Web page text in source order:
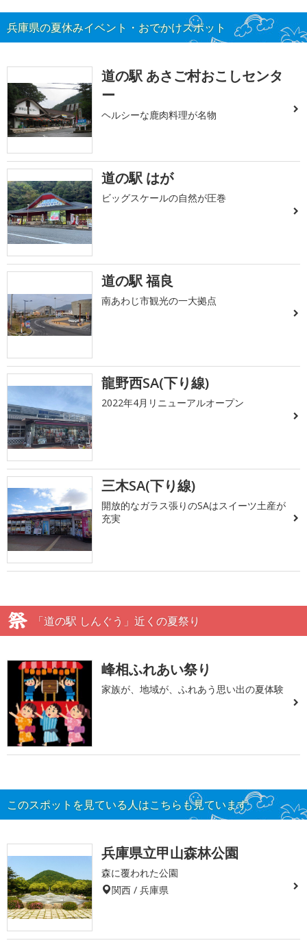
兵庫県の夏休みイベント・おでかけスポット
道の駅 あさご村おこしセンタ
ー
ヘルシーな鹿肉料理が名物
道の駅 はが
ビッグスケールの自然が圧巻
道の駅 福良
南あわじ市観光の一大拠点
龍野西SA(下り線)
2022年4月リニューアルオープン
三木SA(下り線)
開放的なガラス張りのSAはスイーツ土産が
充実
「道の駅 しんぐう」近くの夏祭り
峰相ふれあい祭り
家族が、地域が、ふれあう思い出の夏体験
このスポットを見ている人はこちらも見ています
兵庫県立甲山森林公園
森に覆われた公園
関西 / 兵庫県